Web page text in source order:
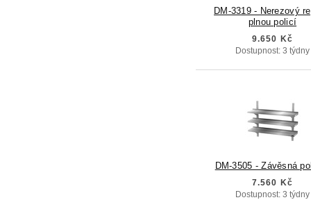
DM-3319 - Nerezový
plnou policí
9.650 Kč
Dostupnost: 3 týdny
DM-3505 - Závěsná
7.560 Kč
Dostupnost: 3 týdny